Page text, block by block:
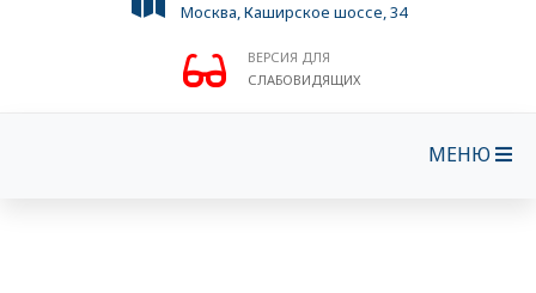
Москва, Каширское шоссе, 34
ВЕРСИЯ ДЛЯ
СЛАБОВИДЯЩИХ
МЕНЮ